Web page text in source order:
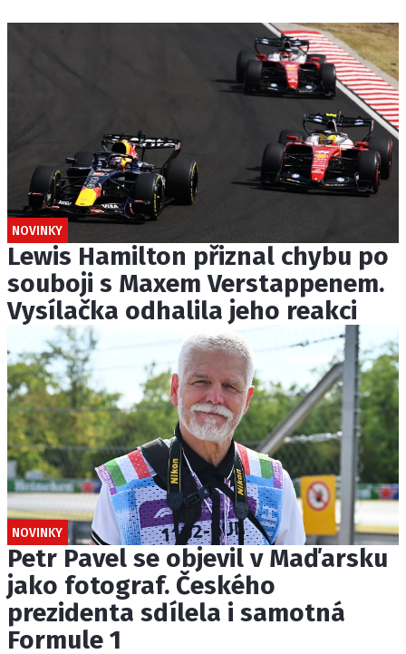
NOVINKY
Lewis Hamilton přiznal chybu po
souboji s Maxem Verstappenem.
Vysílačka odhalila jeho reakci
NOVINKY
Petr Pavel se objevil v Maďarsku
jako fotograf. Českého
prezidenta sdílela i samotná
Formule 1